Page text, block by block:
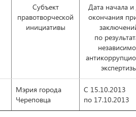
Субъект
правотворческой
инициативы
Дата начала и
окончания
по
Мэрия города
Череповца
С 15.10.2013
по 17.10.2013